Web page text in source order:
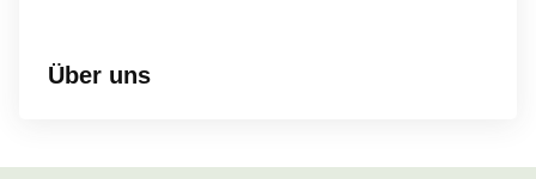
Über uns